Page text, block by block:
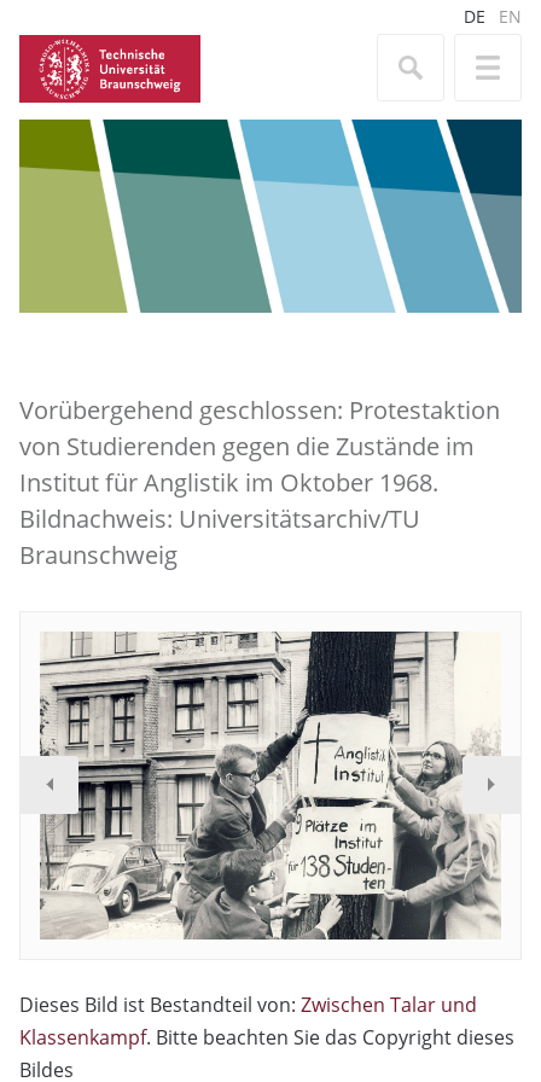
DE EN
Vorübergehend geschlossen: Protestaktion
von Studierenden gegen die Zustände im
Institut für Anglistik im Oktober 1968.
Bildnachweis: Universitätsarchiv/TU
Braunschweig
Dieses Bild ist Bestandteil von: Zwischen Talar und
Klassenkampf. Bitte beachten Sie das Copyright dieses
Bildes